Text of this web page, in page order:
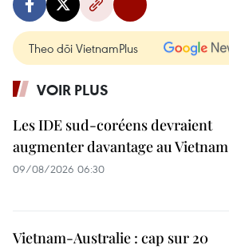
Theo dõi VietnamPlus
VOIR PLUS
Les IDE sud-coréens devraient
augmenter davantage au Vietnam
09/08/2026 06:30
Vietnam-Australie : cap sur 20